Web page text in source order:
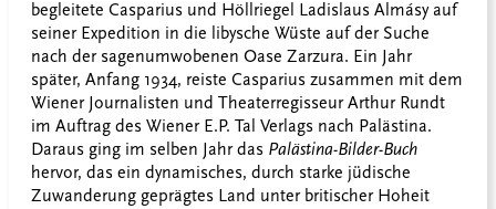
begleitete Casparius und Höllriegel Ladislaus Almásy auf
seiner Expedition in die libysche Wüste auf der Suche
nach der sagenumwobenen Oase Zarzura. Ein Jahr
später, Anfang 1934, reiste Casparius zusammen mit dem
Wiener Journalisten und Theaterregisseur Arthur Rundt
im Auftrag des Wiener E.P. Tal Verlags nach Palästina.
Daraus ging im selben Jahr das Palästina-Bilder-Buch
hervor, das ein dynamisches, durch starke jüdische
Zuwanderung geprägtes Land unter britischer Hoheit